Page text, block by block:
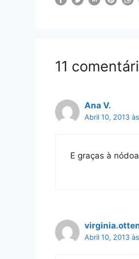
11
Ana V.
Abril 10, 2013
E graças à
Abril 10, 2013